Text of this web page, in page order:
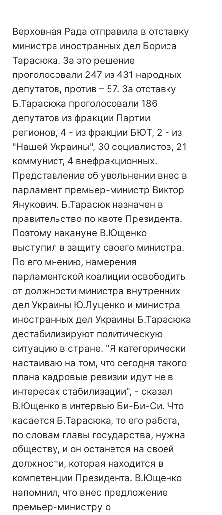
Верховная Рада отправила в отставку
министра иностранных дел Бориса
Тарасюка. За это решение
проголосовали 247 из 431 народных
депутатов, против – 57. За отставку
Б.Тарасюка проголосовали 186
депутатов из фракции Партии
регионов, 4 - из фракции БЮТ, 2 - из
"Нашей Украины", 30 социалистов, 21
коммунист, 4 внефракционных.
Представление об увольнении внес в
парламент премьер-министр Виктор
Янукович. Б.Тарасюк назначен в
правительство по квоте Президента.
Поэтому накануне В.Ющенко
выступил в защиту своего министра.
По его мнению, намерения
парламентской коалиции освободить
от должности министра внутренних
дел Украины Ю.Луценко и министра
иностранных дел Украины Б.Тарасюка
дестабилизируют политическую
ситуацию в стране. "Я категорически
настаиваю на том, что сегодня такого
плана кадровые ревизии идут не в
интересах стабилизации", - сказал
В.Ющенко в интервью Би-Би-Си. Что
касается Б.Тарасюка, то его работа,
по словам главы государства, нужна
обществу, и он останется на своей
должности, которая находится в
компетенции Президента. В.Ющенко
напомнил, что внес предложение
премьер-министру о